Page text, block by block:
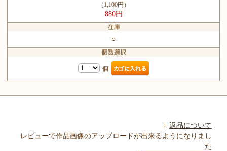
（1,100円）
880円
○
個
返品について
レビューで作品画像のアップロードが出来るようになりまし
た